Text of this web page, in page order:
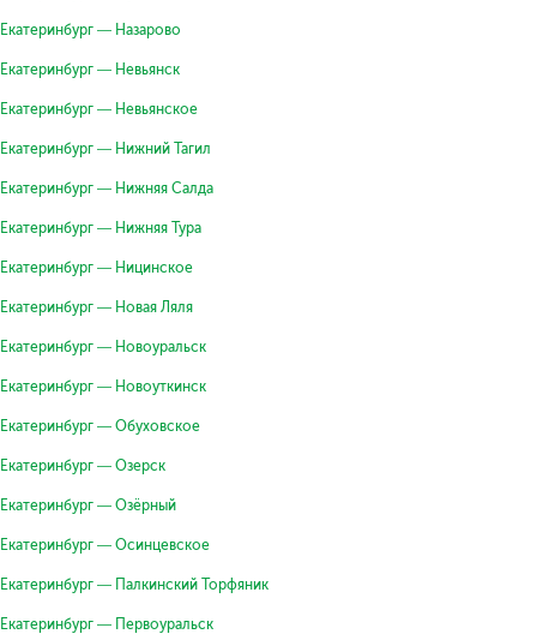
Екатеринбург — Назарово
Екатеринбург — Невьянск
Екатеринбург — Невьянское
Екатеринбург — Нижний Тагил
Екатеринбург — Нижняя Салда
Екатеринбург — Нижняя Тура
Екатеринбург — Ницинское
Екатеринбург — Новая Ляля
Екатеринбург — Новоуральск
Екатеринбург — Новоуткинск
Екатеринбург — Обуховское
Екатеринбург — Озерск
Екатеринбург — Озёрный
Екатеринбург — Осинцевское
Екатеринбург — Палкинский Торфяник
Екатеринбург — Первоуральск